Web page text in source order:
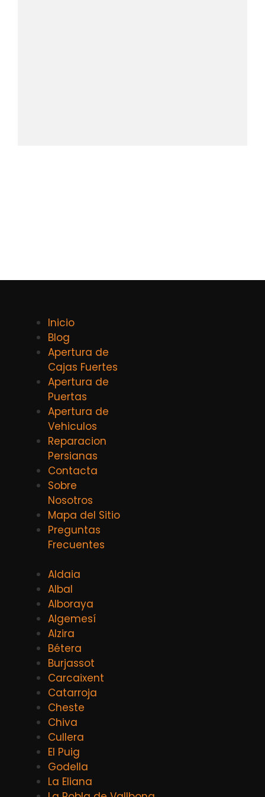
Inicio
Blog
Apertura de
Cajas Fuertes
Apertura de
Puertas
Apertura de
Vehiculos
Reparacion
Persianas
Contacta
Sobre
Nosotros
Mapa del Sitio
Preguntas
Frecuentes
Aldaia
Albal
Alboraya
Algemesí
Alzira
Bétera
Burjassot
Carcaixent
Catarroja
Cheste
Chiva
Cullera
El Puig
Godella
La Eliana